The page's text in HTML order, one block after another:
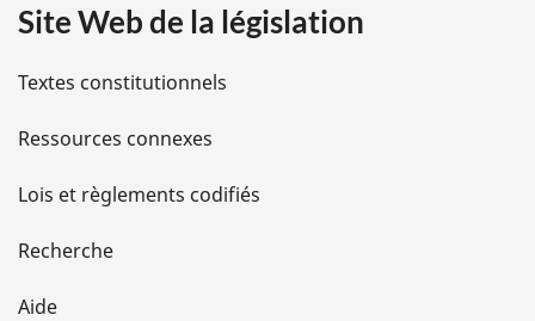
i
l
s
d
e
l
Site Web de la législation
Textes constitutionnels
Ressources connexes
Lois et règlements codifiés
Recherche
Aide